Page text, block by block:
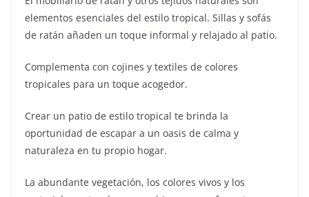
elementos esenciales del estilo tropical. Sillas y sofás
de ratán añaden un toque informal y relajado al patio.
Complementa con cojines y textiles de colores
tropicales para un toque acogedor.
Crear un patio de estilo tropical te brinda la
oportunidad de escapar a un oasis de calma y
naturaleza en tu propio hogar.
La abundante vegetación, los colores vivos y los